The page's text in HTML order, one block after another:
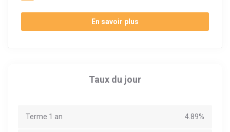
En savoir plus
Taux du jour
Terme 1 an 4.89%